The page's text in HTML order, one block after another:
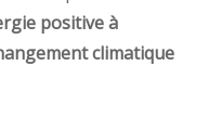
positive à
climatique